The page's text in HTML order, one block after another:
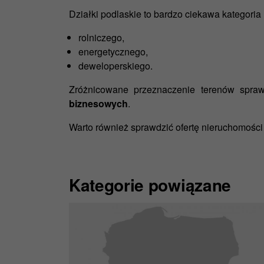
Działki podlaskie to bardzo ciekawa
rolniczego,
energetycznego,
deweloperskiego.
Zróżnicowane przeznaczenie terenów
biznesowych.
Warto również sprawdzić ofertę
Kategorie powiązane
Więcej